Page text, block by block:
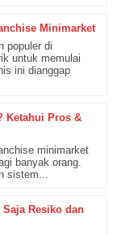
Minimarket
populer di
untuk memulai
ini dianggap
Ketahui Pros &
minimarket
banyak orang.
sistem...
Resiko dan